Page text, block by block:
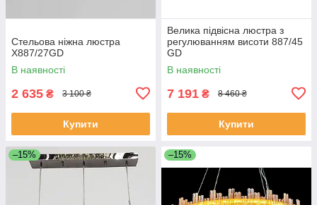
Стельова ніжна люстра
X887/27GD
В наявності
2 635 ₴ 3 100 ₴
Купити
Велика підвісна люстра з
регулюванням висоти 887/45
GD
В наявності
7 191 ₴ 8 460 ₴
Купити
–15% –15%